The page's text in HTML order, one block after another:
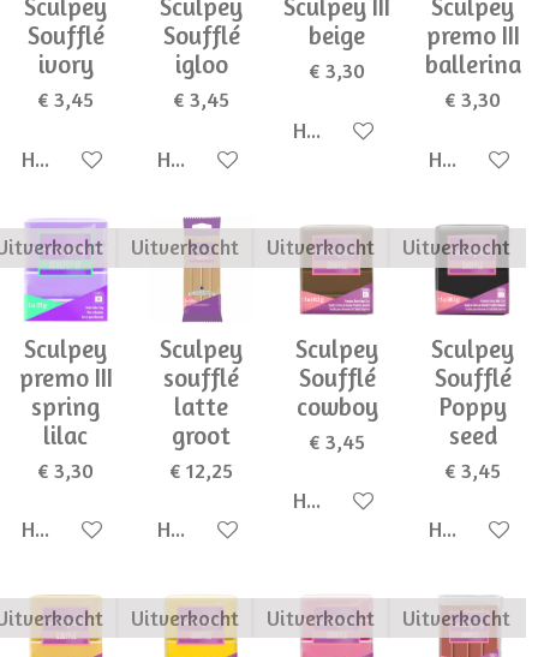
Sculpey
Soufflé
ivory
€ 3,45
Houd mij op de hoogte
Sculpey
Soufflé
igloo
€ 3,45
Houd mij op de hoogte
Sculpey III
beige
€ 3,30
Houd mij op de hoogte
Sculpey
premo III
ballerina
€ 3,30
Houd mij
Sculpey
premo III
spring
lilac
€ 3,30
Houd mij op de hoogte
Uitverkocht
Sculpey
soufflé
latte
groot
€ 12,25
Houd mij op de hoogte
Uitverkocht
Sculpey
Soufflé
cowboy
€ 3,45
Houd mij op de hoogte
Uitverkocht
Sculpey
Soufflé
Poppy
seed
€ 3,45
Houd mij
Uitverkocht Uitverkocht Uitverkocht